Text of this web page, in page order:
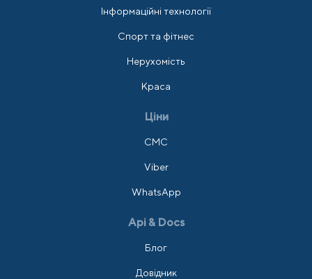
Інформаційні технології
Спорт та фітнес
Нерухомість
Краса
Ціни
СМС
Viber
WhatsApp
Api & Docs
Блог
Довідник